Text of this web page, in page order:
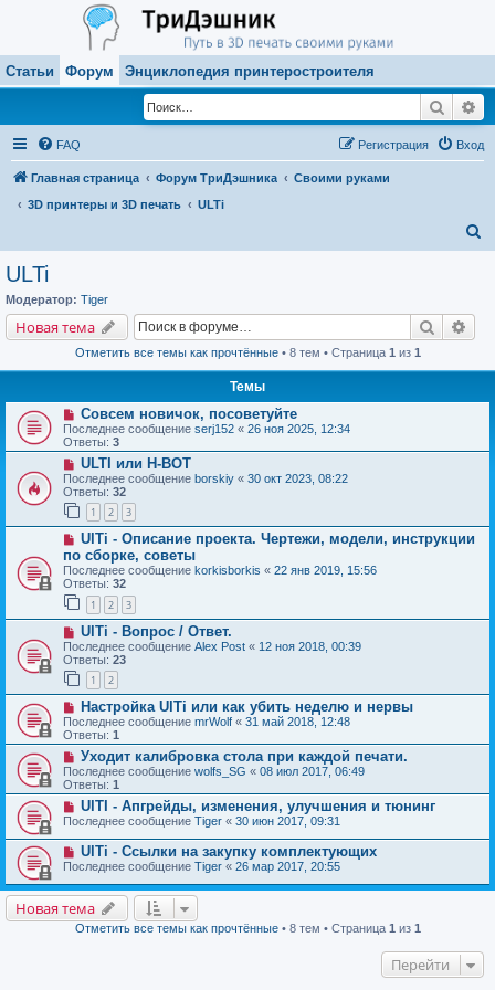
Статьи Форум Энциклопедия принтеростроителя
Поиск
FAQ Вход
Регистрация
Главная страница Форум ТриДэшника
Своими руками
3D принтеры и 3D печать
ULTi
ULTi
Модератор: Tiger
Новая тема Поиск
Отметить все темы как прочтённые• 8 тем • Страница 1 из 1
Темы
Совсем новичок, посоветуйте
Последнее сообщение serj152 « 26 ноя 2025, 12:34
Ответы: 3
ULTI или H-BOT
Последнее сообщение borskiy « 30 окт 2023, 08:22
Ответы: 32
1 2 3
UlTi - Описание проекта. Чертежи, модели, инструкции
по сборке, советы
Последнее сообщение korkisborkis « 22 янв 2019, 15:56
Ответы: 32
1 2 3
UlTi - Вопрос / Ответ.
Последнее сообщение Alex Post « 12 ноя 2018, 00:39
Ответы: 23
1 2
Настройка UlTi или как убить неделю и нервы
Последнее сообщение mrWolf « 31 май 2018, 12:48
Ответы: 1
Уходит калибровка стола при каждой печати.
Последнее сообщение wolfs_SG « 08 июл 2017, 06:49
Ответы: 1
UlTI - Апгрейды, изменения, улучшения и тюнинг
Последнее сообщение Tiger « 30 июн 2017, 09:31
UlTi - Cсылки на закупку комплектующих
Последнее сообщение Tiger « 26 мар 2017, 20:55
Новая тема
Отметить все темы как прочтённые• 8 тем • Страница 1из 1
Перейти